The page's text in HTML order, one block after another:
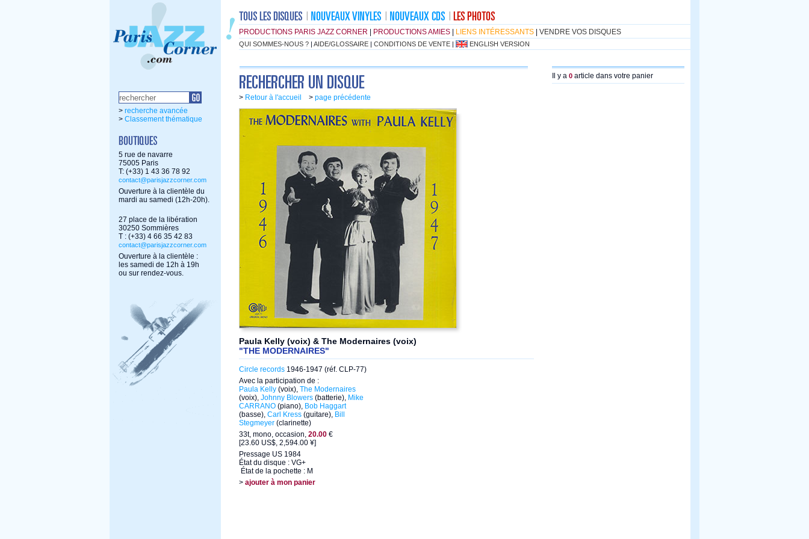
PRODUCTIONS PARIS JAZZ CORNER PRODUCTIONS AMIES LIENS INTÉRESSANTS VENDRE VOS DISQUES
QUI SOMMES-NOUS ? | AIDE/GLOSSAIRE | CONDITIONS DE VENTE | ENGLISH VERSION
> recherche avancée
> Classement thématique
5 rue de navarre
75005 Paris
T: (+33) 1 43 36 78 92
contact@parisjazzcorner.com
Ouverture à la clientèle du
mardi au samedi (12h-20h).
27 place de la libération
30250 Sommières
T : (+33) 4 66 35 42 83
contact@parisjazzcorner.com
Ouverture à la clientèle :
les samedi de 12h à 19h
ou sur rendez-vous.
> Retour à l'accueil > page précédente
Paula Kelly (voix) & The Modernaires (voix)
"THE MODERNAIRES"
Circle records 1946-1947 (réf. CLP-77)
Avec la participation de :
Paula Kelly (voix), The Modernaires
(voix), Johnny Blowers (batterie), Mike
CARRANO (piano), Bob Haggart
(basse), Carl Kress (guitare), Bill
Stegmeyer (clarinette)
33t, mono, occasion, 20.00 €
[23.60 US$, 2,594.00 ¥]
Pressage US 1984
État du disque : VG+
État de la pochette : M
> ajouter à mon panier
Il y a 0 article dans votre panier